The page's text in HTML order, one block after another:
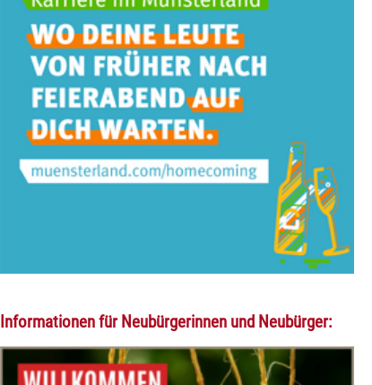
Informationen für Neubürgerinnen und Neubürger: